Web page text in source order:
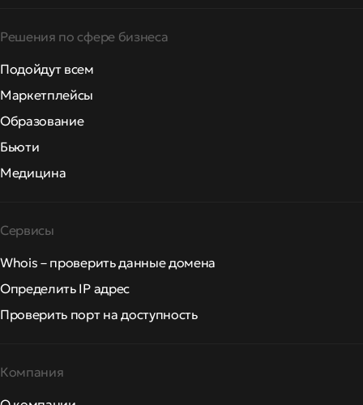
Решения по сфере бизнеса
Подойдут всем
Маркетплейсы
Образование
Бьюти
Медицина
Сервисы
Whois – проверить данные домена
Определить IP адрес
Проверить порт на доступность
Компания